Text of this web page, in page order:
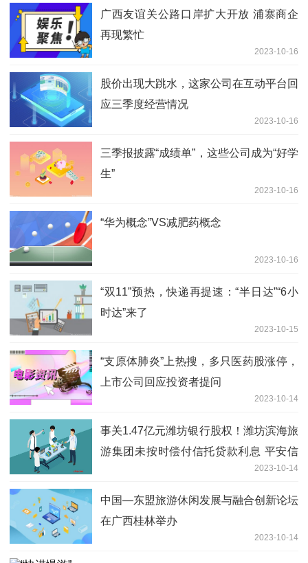
广西友谊关公路口岸扩大开放 浦寨商企
再现繁忙
2023-10-16
股价出现大跳水，这家公司在互动平台回
应三季度经营情况
2023-10-16
三季报披露“成绩单”，这些公司成为“好学
生”
2023-10-16
“华为概念”VS减肥药概念
2023-10-16
“双11”预热，快递再提速：“半日达”“6小
时达”来了
2023-10-15
“支原体肺炎”上热搜，多只医药股涨停，
上市公司回应投资者提问
2023-10-14
事关1.47亿元潍坊银行股权！潍坊滨海旅
游集团未按时偿付信托贷款利息 平安信
2023-10-14
中国—东盟旅游休闲发展与融合创新论坛
在广西桂林举办
2023-10-14